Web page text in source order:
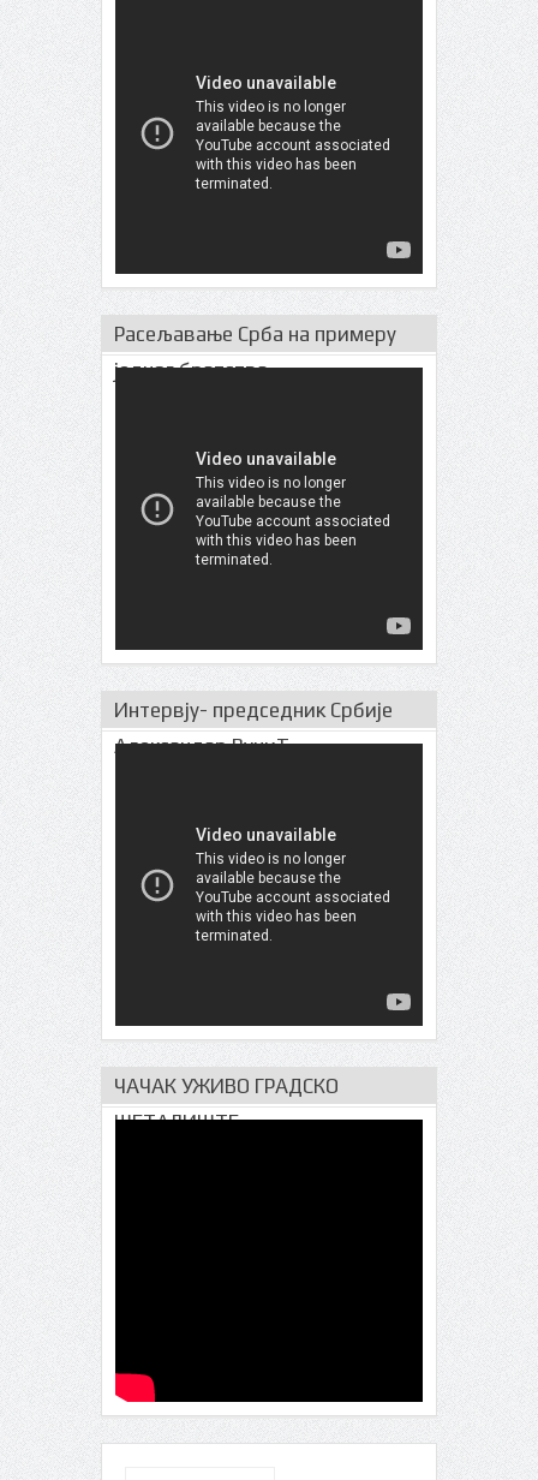
Расељавање Срба на примеру
једног братства
Интервју- председник Србије
Александар ВучиЋ
ЧАЧАК УЖИВО ГРАДСКО
ШЕТАЛИШТЕ